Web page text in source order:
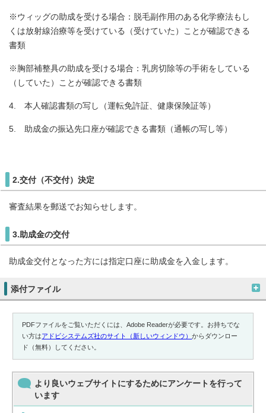
※ウィッグの助成を受ける場合：脱毛副作用のある化学療法もし
くは放射線治療等を受けている（受けていた）ことが確認できる
書類
※胸部補整具の助成を受ける場合：乳房切除等の手術をしている
（していた）ことが確認できる書類
4. 本人確認書類の写し（運転免許証、健康保険証等）
5. 助成金の振込先口座が確認できる書類（通帳の写し等）
2.交付（不交付）決定
審査結果を郵送でお知らせします。
3.助成金の交付
助成金交付となった方には指定口座に助成金を入金します。
添付ファイル
PDFファイルをご覧いただくには、Adobe Readerが必要です。お持ちでな
い方はアドビシステムズ社のサイト（新しいウィンドウ）からダウンロー
ド（無料）してください。
より良いウェブサイトにするためにアンケートを行って
います